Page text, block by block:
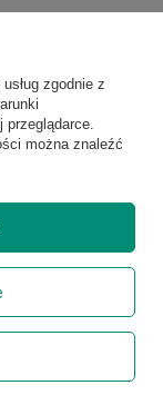
zastrzeżone.
zgodnie z
przeglądarce.
można znaleźć